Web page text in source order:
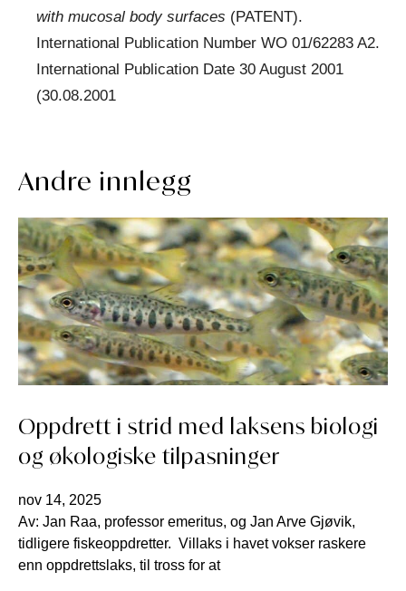
with mucosal body surfaces (PATENT).
International Publication Number WO 01/62283 A2.
International Publication Date 30 August 2001
(30.08.2001
Andre innlegg
Oppdrett i strid med laksens biologi
og økologiske tilpasninger
nov 14, 2025
Av: Jan Raa, professor emeritus, og Jan Arve Gjøvik,
tidligere fiskeoppdretter. Villaks i havet vokser raskere
enn oppdrettslaks, til tross for at